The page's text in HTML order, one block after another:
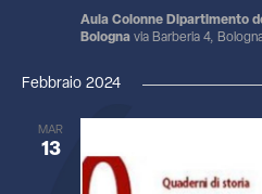
Aula Colonne Dipartimento
Bologna via Barberia 4,
Febbraio 2024
MAR
13